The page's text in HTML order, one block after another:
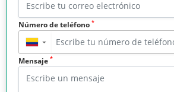
Número de teléfono *
▼
Mensaje *